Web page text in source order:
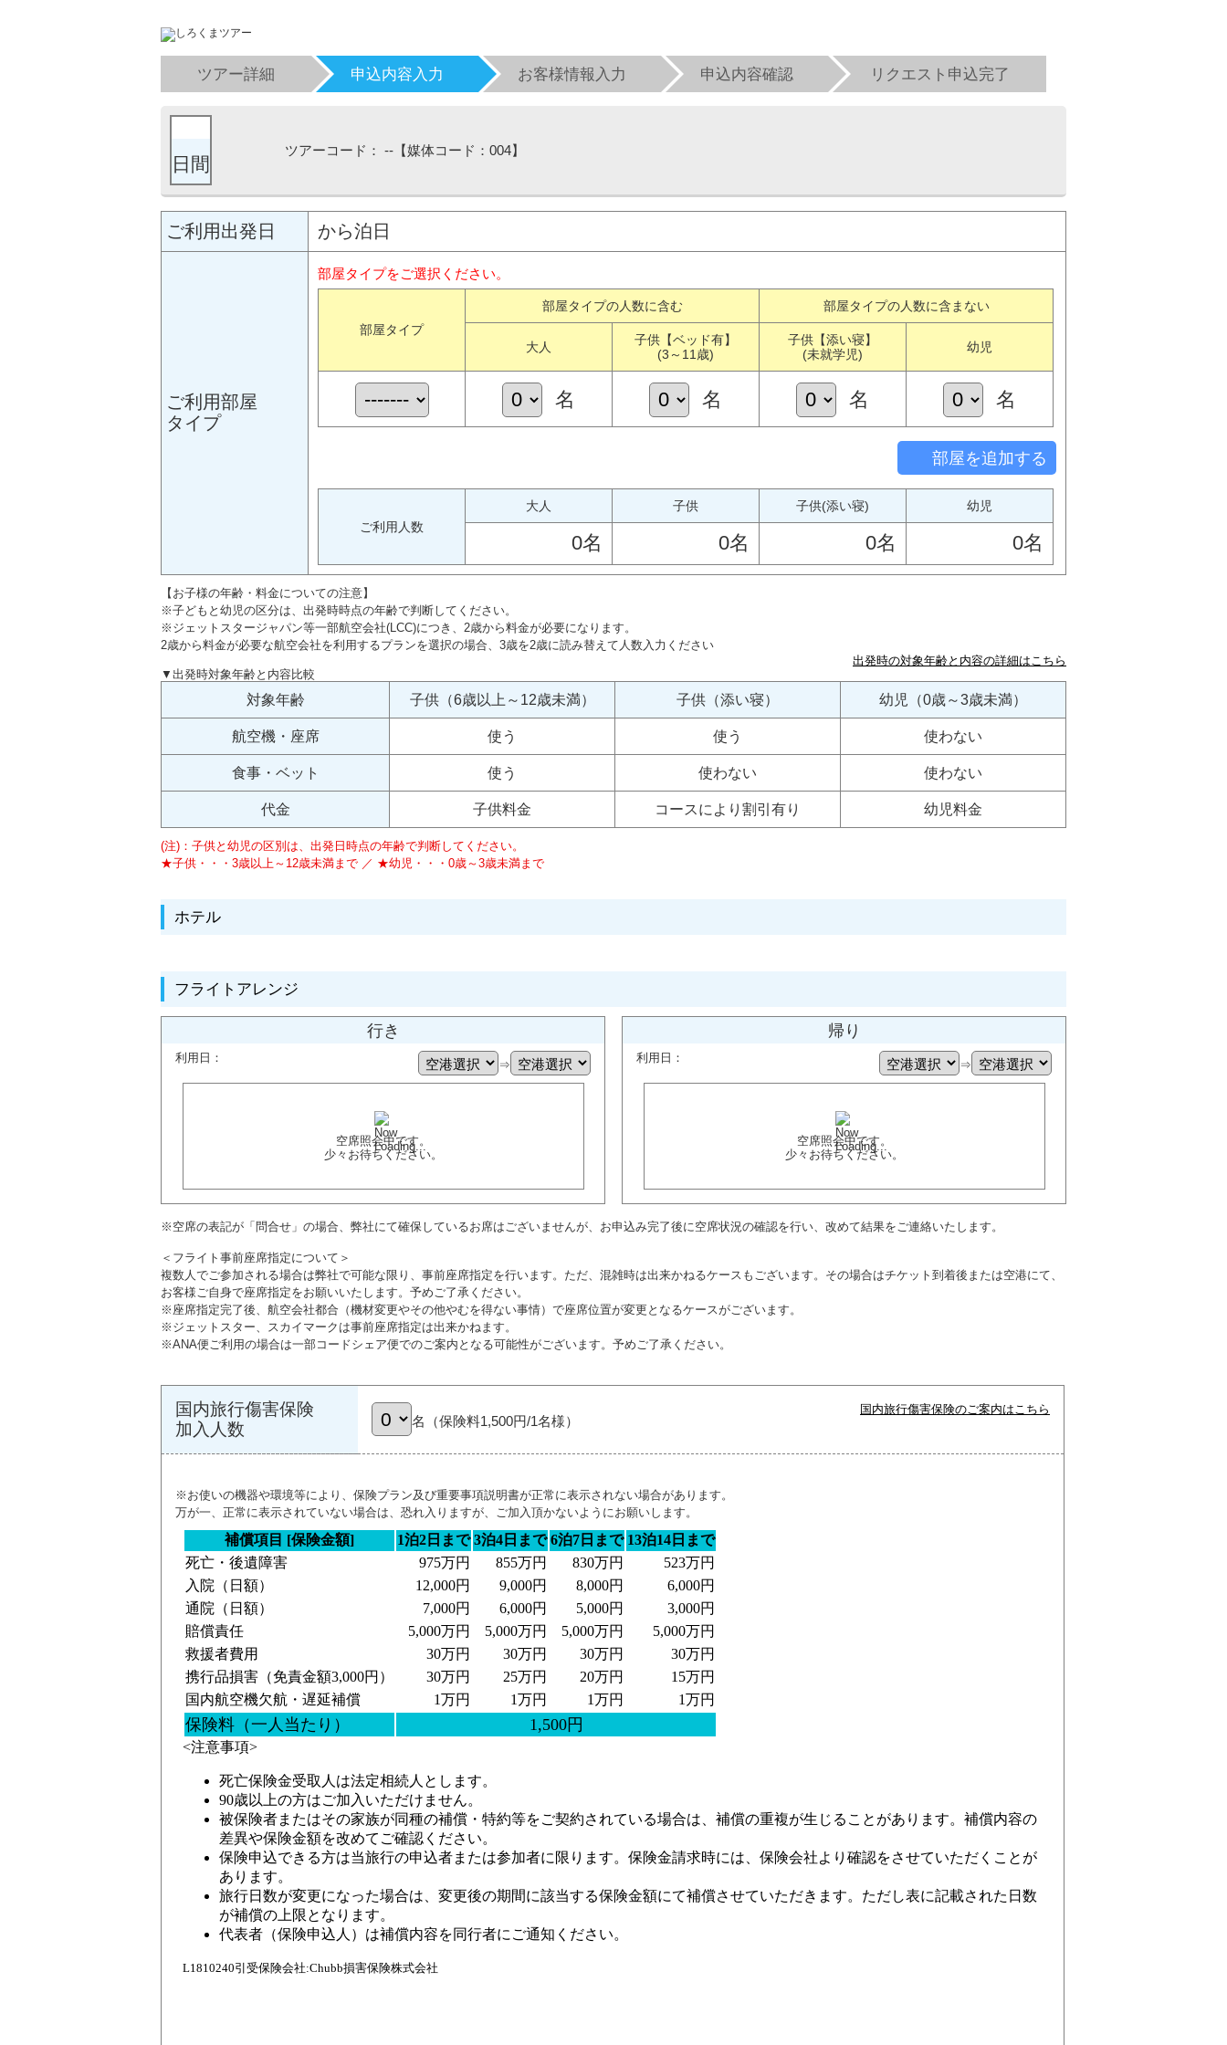
ツアー詳細 申込内容入力 お客様情報入力 申込内容確認 リクエスト申込完了
日間
ツアーコード： --【媒体コード：004】
ご利用出発日 から泊日
ご利用部屋
タイプ
部屋タイプをご選択ください。
部屋タイプ
部屋タイプの人数に含む 部屋タイプの人数に含まない
大人
子供【ベッド有】
(3～11歳)
子供【添い寝】
(未就学児)
幼児
名 名 名 名
部屋を追加する
ご利用人数
大人 子供 子供(添い寝) 幼児
0名 0名 0名 0名
【お子様の年齢・料金についての注意】
※子どもと幼児の区分は、出発時時点の年齢で判断してください。
※ジェットスタージャパン等一部航空会社(LCC)につき、2歳から料金が必要になります。
2歳から料金が必要な航空会社を利用するプランを選択の場合、3歳を2歳に読み替えて人数入力ください
出発時の対象年齢と内容の詳細はこちら
▼出発時対象年齢と内容比較
対象年齢 子供（6歳以上～12歳未満） 子供（添い寝） 幼児（0歳～3歳未満）
航空機・座席 使う 使う 使わない
食事・ベット 使う 使わない 使わない
代金 子供料金 コースにより割引有り 幼児料金
(注)：子供と幼児の区別は、出発日時点の年齢で判断してください。
★子供・・・3歳以上～12歳未満まで ／ ★幼児・・・0歳～3歳未満まで
ホテル
フライトアレンジ
行き
利用日：
⇒
空席照会中です。
少々お待ちください。
帰り
利用日：
⇒
空席照会中です。
少々お待ちください。
※空席の表記が「問合せ」の場合、弊社にて確保しているお席はございませんが、お申込み完了後に空席状況の確認を行い、改めて結果をご連絡いたします。
＜フライト事前座席指定について＞
複数人でご参加される場合は弊社で可能な限り、事前座席指定を行います。ただ、混雑時は出来かねるケースもございます。その場合はチケット到着後または空港にて、
お客様ご自身で座席指定をお願いいたします。予めご了承ください。
※座席指定完了後、航空会社都合（機材変更やその他やむを得ない事情）で座席位置が変更となるケースがございます。
※ジェットスター、スカイマークは事前座席指定は出来かねます。
※ANA便ご利用の場合は一部コードシェア便でのご案内となる可能性がございます。予めご了承ください。
国内旅行傷害保険
加入人数
名（保険料1,500円/1名様）
国内旅行傷害保険のご案内はこちら
※お使いの機器や環境等により、保険プラン及び重要事項説明書が正常に表示されない場合があります。
万が一、正常に表示されていない場合は、恐れ入りますが、ご加入頂かないようにお願いします。